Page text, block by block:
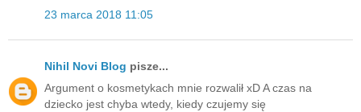
23 marca 2018 11:05
Nihil Novi Blog pisze...
Argument o kosmetykach mnie rozwalił xD A czas na
dziecko jest chyba wtedy, kiedy czujemy się